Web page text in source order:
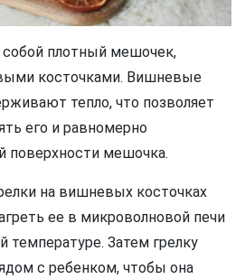
собой плотный мешочек,
косточками. Вишневые
тепло, что позволяет
его и равномерно
поверхности мешочка.
на вишневых косточках
ее в микроволновой печи
температуре. Затем грелку
с ребенком, чтобы она